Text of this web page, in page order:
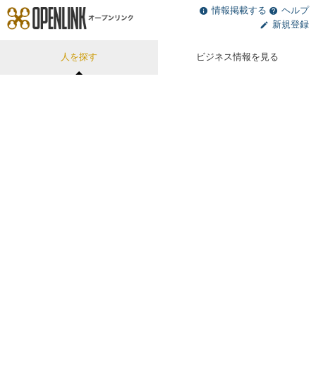
人を探す ビジネス情報を見る
情報掲載する
ヘルプ
新規登録